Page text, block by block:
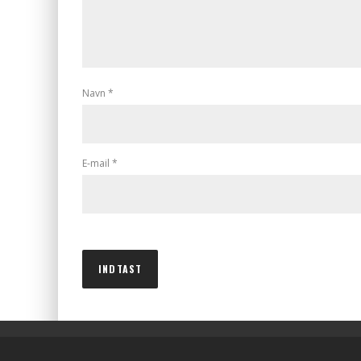
Navn *
E-mail *